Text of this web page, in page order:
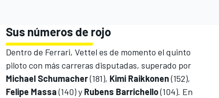
Sus números de rojo
Dentro de Ferrari, Vettel es de momento el quinto
piloto con más carreras disputadas, superado por
Michael Schumacher(181), Kimi Raikkonen(152),
Felipe Massa(140) y Rubens Barrichello(104). En